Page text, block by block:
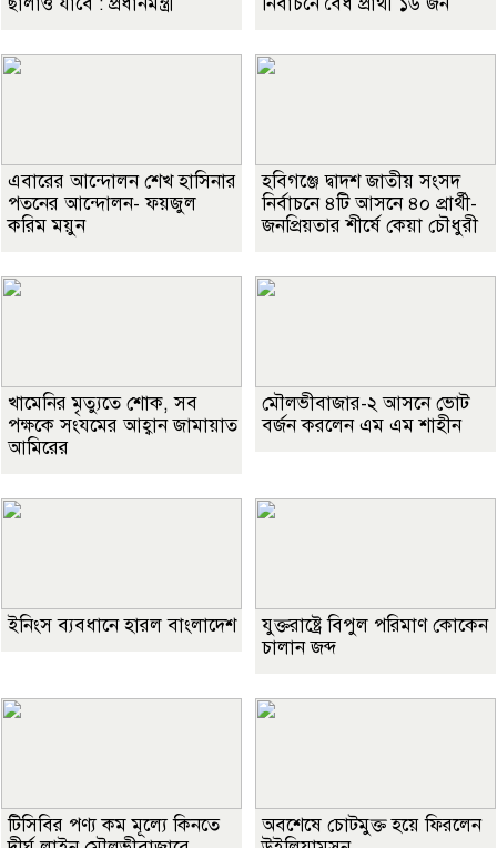
এবারের আন্দোলন শেখ হাসিনার
পতনের আন্দোলন- ফয়জুল
করিম ময়ুন
হবিগঞ্জে দ্বাদশ জাতীয় সংসদ
নির্বাচনে ৪টি আসনে ৪০ প্রার্থী-
জনপ্রিয়তার শীর্ষে কেয়া চৌধুরী
খামেনির মৃত্যুতে শোক, সব
পক্ষকে সংযমের আহ্বান জামায়াত
আমিরের
মৌলভীবাজার-২ আসনে ভোট
বর্জন করলেন এম এম শাহীন
ইনিংস ব্যবধানে হারল বাংলাদেশ
যুক্তরাষ্ট্রে বিপুল পরিমাণ কোকেন
চালান জব্দ
টিসিবির পণ্য কম মূল্যে কিনতে
অবশেষে চোটমুক্ত হয়ে ফিরলেন